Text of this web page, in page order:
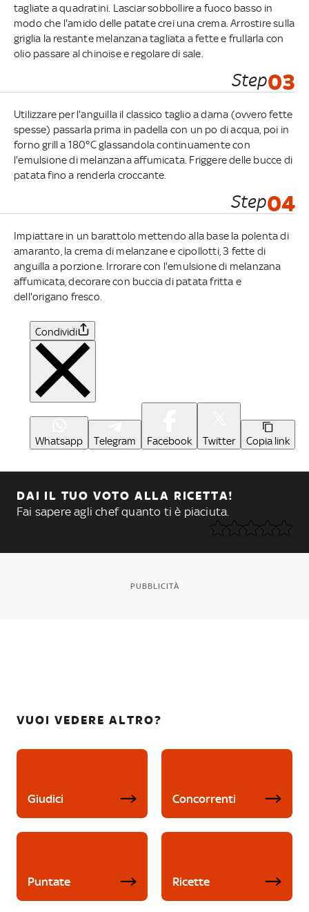
tagliate a quadratini. Lasciar sobbollire a fuoco basso in
modo che l'amido delle patate crei una crema. Arrostire sulla
griglia la restante melanzana tagliata a fette e frullarla con
olio passare al chinoise e regolare di sale.
Step03
Utilizzare per l'anguilla il classico taglio a darna (ovvero fette
spesse) passarla prima in padella con un po di acqua, poi in
forno grill a 180°C glassandola continuamente con
l'emulsione di melanzana affumicata. Friggere delle bucce di
patata fino a renderla croccante.
Step04
Impiattare in un barattolo mettendo alla base la polenta di
amaranto, la crema di melanzane e cipollotti, 3 fette di
anguilla a porzione. Irrorare con l'emulsione di melanzana
affumicata, decorare con buccia di patata fritta e
dell'origano fresco.
Condividi
Whatsapp Telegram Facebook Twitter Copia link
DAI IL TUO VOTO ALLA RICETTA!
Fai sapere agli chef quanto ti è piaciuta.
PUBBLICITÀ
VUOI VEDERE ALTRO?
Giudici Concorrenti
Puntate Ricette